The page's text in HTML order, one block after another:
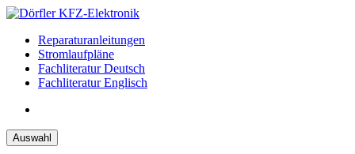
Zum
springenReparaturanleitungen
Stromlaufpläne
Fachliteratur Deutsch
Fachliteratur Englisch
Auswahl